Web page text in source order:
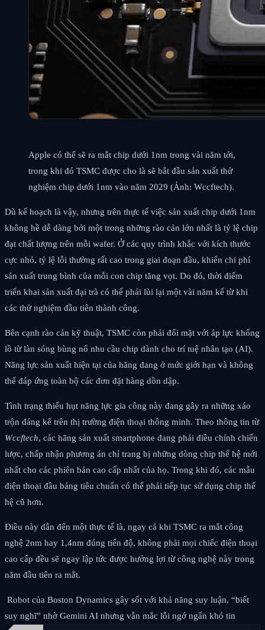
Apple có thể sẽ ra mắt chip dưới 1nm trong vài năm tới,
trong khi đó TSMC được cho là sẽ bắt đầu sản xuất thử
nghiệm chip dưới 1nm vào năm 2029 (Ảnh: Wccftech).
Dù kế hoạch là vậy, nhưng trên thực tế việc sản xuất chip dưới 1nm
không hề dễ dàng bởi một trong những rào cản lớn nhất là tỷ lệ chip
đạt chất lượng trên mỗi wafer. Ở các quy trình khắc với kích thước
cực nhỏ, tỷ lệ lỗi thường rất cao trong giai đoạn đầu, khiến chi phí
sản xuất trung bình của mỗi con chip tăng vọt. Do đó, thời điểm
triển khai sản xuất đại trà có thể phải lùi lại một vài năm kể từ khi
các thử nghiệm đầu tiên thành công.
Bên cạnh rào cản kỹ thuật, TSMC còn phải đối mặt với áp lực khổng
lồ từ làn sóng bùng nổ nhu cầu chip dành cho trí tuệ nhân tạo (AI).
Năng lực sản xuất hiện tại của hãng đang ở mức giới hạn và không
thể đáp ứng toàn bộ các đơn đặt hàng dồn dập.
Tình trạng thiếu hụt năng lực gia công này đang gây ra những xáo
trộn đáng kể trên thị trường điện thoại thông minh. Theo thông tin từ
Wccftech, các hãng sản xuất smartphone đang phải điều chỉnh chiến
lược, chấp nhận phương án chỉ trang bị những dòng chip thế hệ mới
nhất cho các phiên bản cao cấp nhất của họ. Trong khi đó, các mẫu
điện thoại đầu bảng tiêu chuẩn có thể phải tiếp tục sử dụng chip thế
hệ cũ hơn.
Điều này dẫn đến một thực tế là, ngay cả khi TSMC ra mắt công
nghệ 2nm hay 1,4nm đúng tiến độ, không phải mọi chiếc điện thoại
cao cấp đều sẽ ngay lập tức được hưởng lợi từ công nghệ này trong
năm đầu tiên ra mắt.
Robot của Boston Dynamics gây sốt với khả năng suy luận, “biết
suy nghĩ” nhờ Gemini AI nhưng vẫn mắc lỗi ngớ ngẩn khó tin